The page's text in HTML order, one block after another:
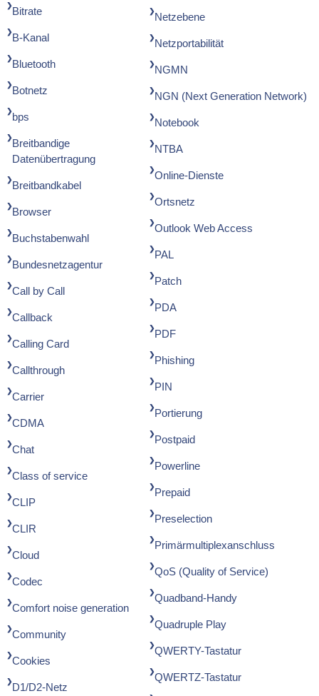
Bitrate
B-Kanal
Bluetooth
Botnetz
bps
Breitbandige
Datenübertragung
Breitbandkabel
Browser
Buchstabenwahl
Bundesnetzagentur
Call by Call
Callback
Calling Card
Callthrough
Carrier
CDMA
Chat
Class of service
CLIP
CLIR
Cloud
Codec
Comfort noise generation
Community
Cookies
D1/D2-Netz
Netzebene
Netzportabilität
NGMN
NGN (Next Generation Network)
Notebook
NTBA
Online-Dienste
Ortsnetz
Outlook Web Access
PAL
Patch
PDA
PDF
Phishing
PIN
Portierung
Postpaid
Powerline
Prepaid
Preselection
Primärmultiplexanschluss
QoS (Quality of Service)
Quadband-Handy
Quadruple Play
QWERTY-Tastatur
QWERTZ-Tastatur